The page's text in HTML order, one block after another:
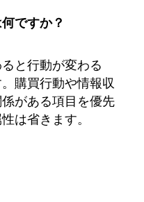
ですか？
ると行動が変わる
購買行動や情報収
がある項目を優先
は省きます。